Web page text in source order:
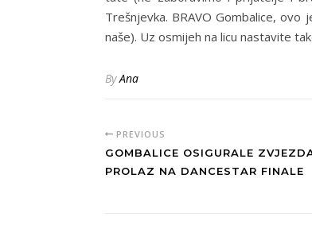
Trešnjevka. BRAVO Gombalice,
naše). Uz osmijeh na licu nastavite
ByAna
PREVIOUS
GOMBALICE OSIGURALE
PROLAZ NA DANCESTAR FINALE